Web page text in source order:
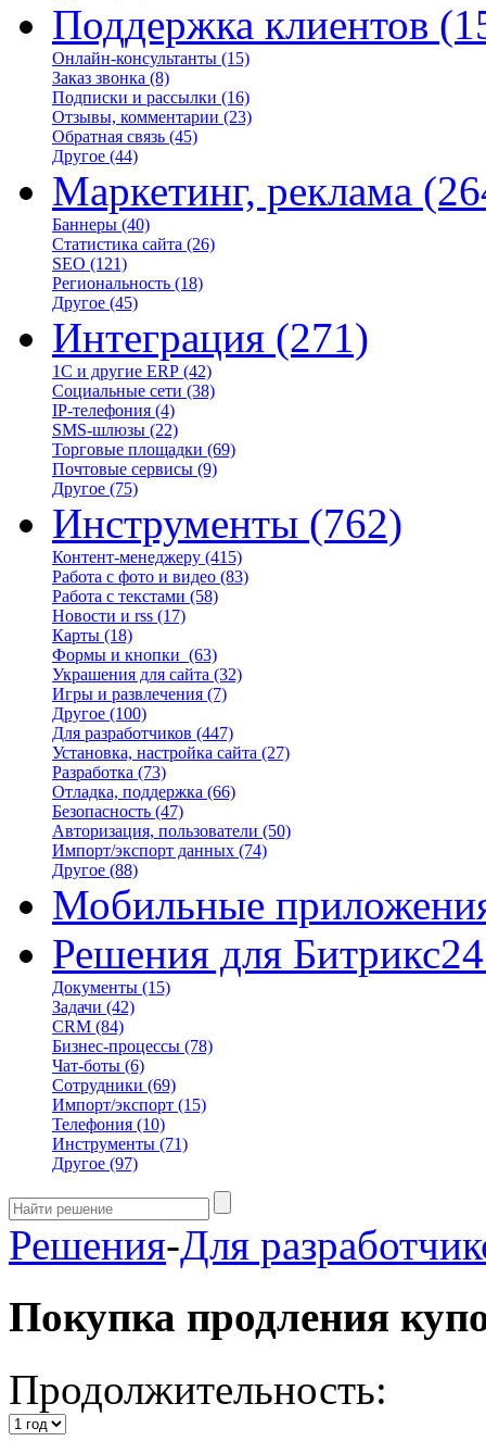
Поддержка клиентов
Онлайн-консультанты (15)
Заказ звонка (8)
Подписки и рассылки (16)
Отзывы, комментарии (23)
Обратная связь (45)
Другое (44)
Маркетинг, реклама
Баннеры (40)
Статистика сайта (26)
SEO (121)
Региональность (18)
Другое (45)
Интеграция (271)
1С и другие ERP (42)
Социальные сети (38)
IP-телефония (4)
SMS-шлюзы (22)
Торговые площадки (69)
Почтовые сервисы (9)
Другое (75)
Инструменты (762)
Контент-менеджеру (415)
Работа с фото и видео (83)
Работа с текстами (58)
Новости и rss (17)
Карты (18)
Формы и кнопки (63)
Украшения для сайта (32)
Игры и развлечения (7)
Другое (100)
Для разработчиков (447)
Установка, настройка сайта (27)
Разработка (73)
Отладка, поддержка (66)
Безопасность (47)
Авторизация, пользователи (50)
Импорт/экспорт данных (74)
Другое (88)
Мобильные
Решения для Битрикс24
Документы (15)
Задачи (42)
CRM (84)
Бизнес-процессы (78)
Чат-боты (6)
Сотрудники (69)
Импорт/экспорт (15)
Телефония (10)
Инструменты (71)
Другое (97)
Решения-Для
Покупка продления
Продолжительность: